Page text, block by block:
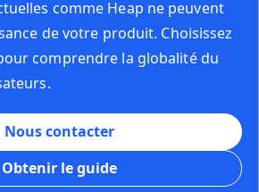
comme Heap ne peuvent
de votre produit. Choisissez
comprendre la globalité du
Nous contacter
Obtenir le guide